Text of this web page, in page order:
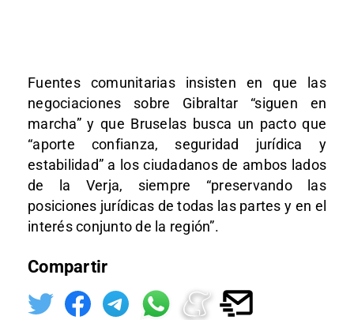
Fuentes comunitarias insisten en que las
negociaciones sobre Gibraltar “siguen en
marcha” y que Bruselas busca un pacto que
“aporte confianza, seguridad jurídica y
estabilidad” a los ciudadanos de ambos lados
de la Verja, siempre “preservando las
posiciones jurídicas de todas las partes y en el
interés conjunto de la región”.
Compartir